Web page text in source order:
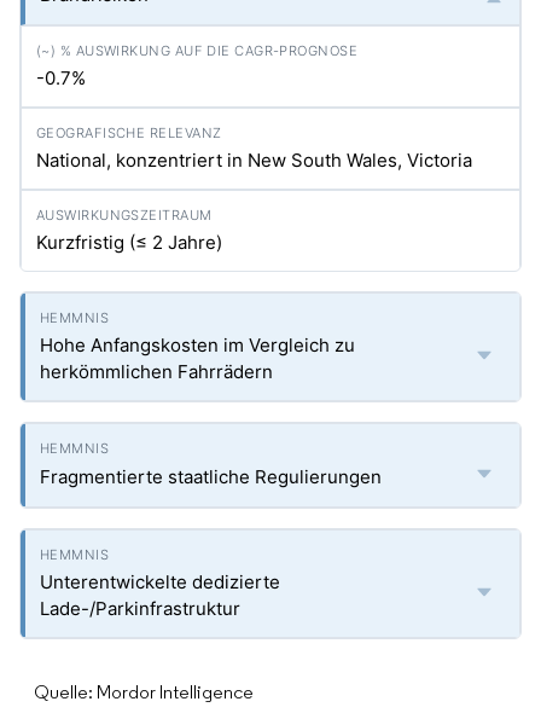
-0.7%
National, konzentriert in New South Wales, Victoria
Kurzfristig (≤ 2 Jahre)
Hohe Anfangskosten im Vergleich zu
herkömmlichen Fahrrädern
Fragmentierte staatliche Regulierungen
Unterentwickelte dedizierte
Lade-/Parkinfrastruktur
Quelle: Mordor Intelligence